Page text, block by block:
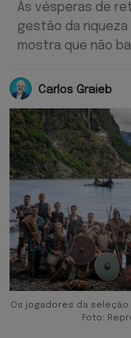
Às vésperas de
gestão da
mostra que não
Carlos Graieb
Os jogadores da
Foto: